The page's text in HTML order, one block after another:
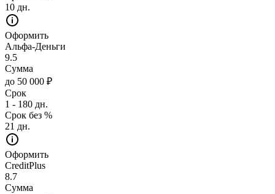
10 дн.
Оформить
Альфа-Деньги
9.5
Сумма
до 50 000 ₽
Срок
1 - 180 дн.
Срок без %
21 дн.
Оформить
CreditPlus
8.7
Сумма